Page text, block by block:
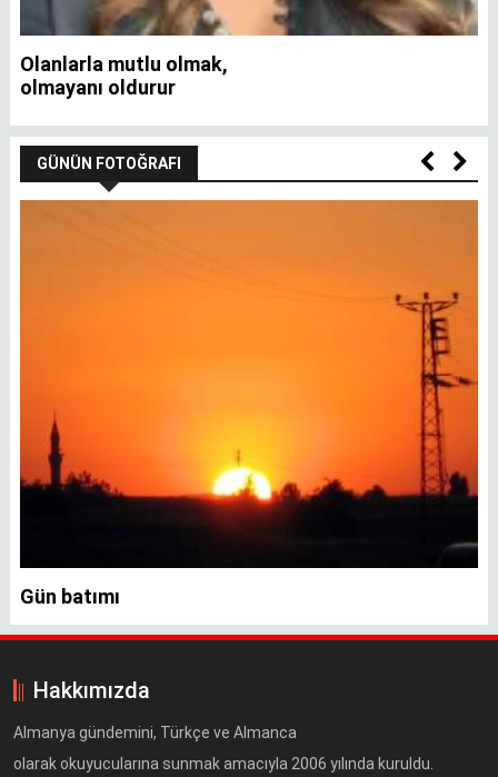
Olanlarla mutlu olmak,
olmayanı oldurur
GÜNÜN FOTOĞRAFI
Gün batımı
Hakkımızda
Almanya gündemini, Türkçe ve Almanca
olarak okuyucularına sunmak amacıyla 2006 yılında kuruldu.